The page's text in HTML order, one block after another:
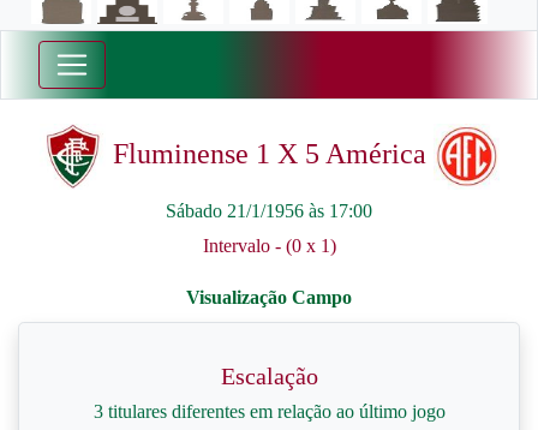
Fluminense 1 X 5 América
Sábado 21/1/1956 às 17:00
Intervalo - (0 x 1)
Escalação
3 titulares diferentes em relação ao último jogo